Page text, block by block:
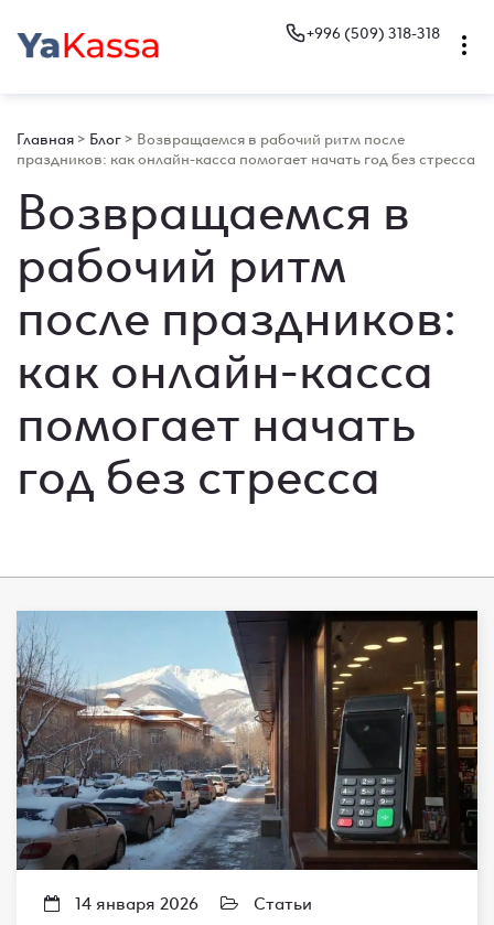
+996 (509) 318-318
Главная > Блог > Возвращаемся в рабочий ритм после
праздников: как онлайн-касса помогает начать год без стресса
Возвращаемся в
рабочий ритм
после праздников:
как онлайн-касса
помогает начать
год без стресса
14 января 2026
Статьи